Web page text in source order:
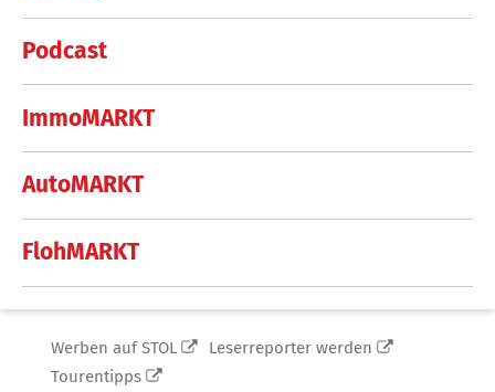
Podcast
ImmoMARKT
AutoMARKT
FlohMARKT
Werben auf STOL
Leserreporter werden
Tourentipps